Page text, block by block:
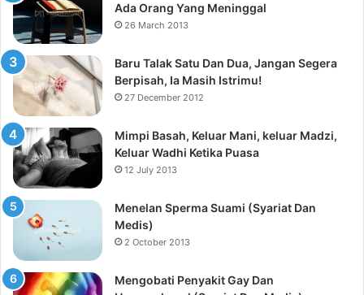
Ada Orang Yang Meninggal
26 March 2013
Baru Talak Satu Dan Dua, Jangan Segera
Berpisah, Ia Masih Istrimu!
27 December 2012
Mimpi Basah, Keluar Mani, keluar Madzi,
Keluar Wadhi Ketika Puasa
12 July 2013
Menelan Sperma Suami (Syariat Dan
Medis)
2 October 2013
Mengobati Penyakit Gay Dan